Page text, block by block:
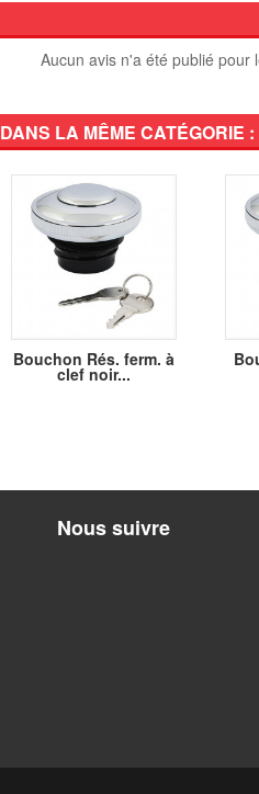
Aucun avis n'a été publié pour
LA MÊME CATÉGORIE :
Bouchon Rés. ferm. à
clef noir...
Nous suivre